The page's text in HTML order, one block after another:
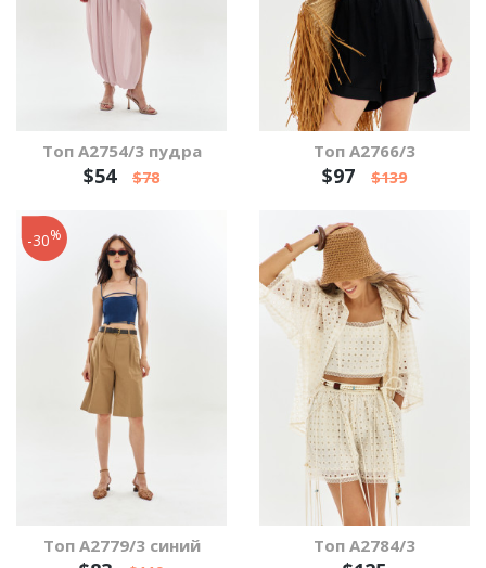
Топ А2754/3 пудра
$54 $78
Топ А2766/3
$97 $139
Топ А2779/3 синий
-30%
Топ А2784/3